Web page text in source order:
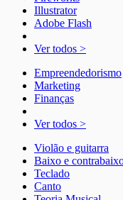
Illustrator
Adobe Flash
Ver todos >
Empreendedorismo
Marketing
Finanças
Ver todos >
Violão e guitarra
Baixo e
Teclado
Canto